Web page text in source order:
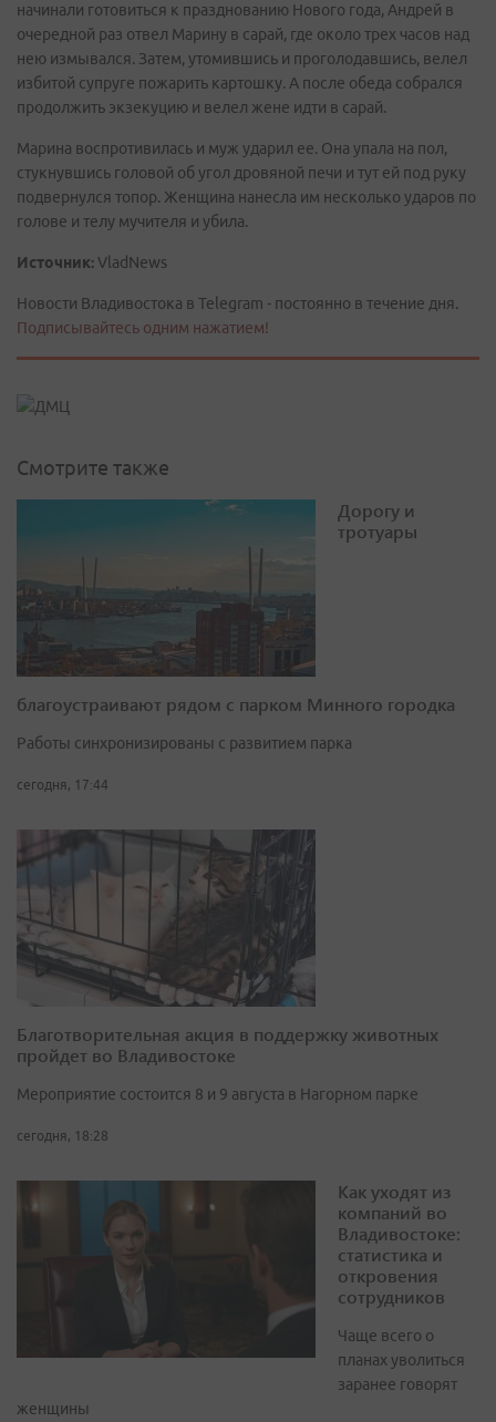
начинали готовиться к празднованию Нового года, Андрей в
очередной раз отвел Марину в сарай, где около трех часов над
нею измывался. Затем, утомившись и проголодавшись, велел
избитой супруге пожарить картошку. А после обеда собрался
продолжить экзекуцию и велел жене идти в сарай.
Марина воспротивилась и муж ударил ее. Она упала на пол,
стукнувшись головой об угол дровяной печи и тут ей под руку
подвернулся топор. Женщина нанесла им несколько ударов по
голове и телу мучителя и убила.
Источник:VladNews
Новости Владивостока в Telegram - постоянно в течение дня.
Подписывайтесь одним нажатием!
Смотрите также
Дорогу и
тротуары
благоустраивают рядом с парком Минного городка
Работы синхронизированы с развитием парка
сегодня, 17:44
Благотворительная акция в поддержку животных
пройдет во Владивостоке
Мероприятие состоится 8 и 9 августа в Нагорном парке
сегодня, 18:28
Как уходят из
компаний во
Владивостоке:
статистика и
откровения
сотрудников
Чаще всего о
планах уволиться
заранее говорят
женщины